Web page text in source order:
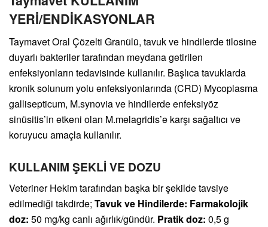
YERİ/ENDİKASYONLAR
Taymavet Oral Çözelti Granülü, tavuk ve hindilerde tilosine
duyarlı bakteriler tarafından meydana getirilen
enfeksiyonların tedavisinde kullanılır. Başlıca tavuklarda
kronik solunum yolu enfeksiyonlarında (CRD) Mycoplasma
gallisepticum, M.synovia ve hindilerde enfeksiyöz
sinüsitis’in etkeni olan M.melagridis’e karşı sağaltıcı ve
koruyucu amaçla kullanılır.
KULLANIM ŞEKLİ VE DOZU
Veteriner Hekim tarafından başka bir şekilde tavsiye
edilmediği takdirde; Tavuk ve Hindilerde: Farmakolojik
doz: 50 mg/kg canlı ağırlık/gündür. Pratik doz: 0,5 g